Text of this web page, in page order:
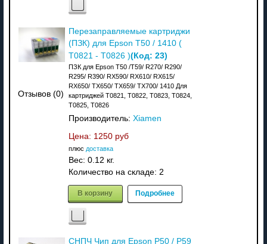
Отзывов (0)
Перезаправляемые картриджи
(ПЗК) для Epson T50 / 1410 (
T0821 - T0826 )(Код: 23)
ПЗК для Epson T50 /T59/ R270/ R290/
R295/ R390/ RX590/ RX610/ RX615/
RX650/ TX650/ TX659/ TX700/ 1410 Для
картриджей T0821, T0822, T0823, T0824,
T0825, T0826
Производитель: Xiamen
Цена: 1250 руб
плюс доставка
Вес: 0.12 кг.
Количество на складе: 2
В корзину Подробнее
СНПЧ Чип для Epson P50 / P59